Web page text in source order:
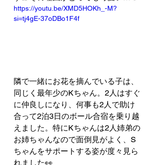
https://youtu.be/XMD5HOKh_-M?
si=tj4gE-37oDBo1F4f
隣で一緒にお花を摘んでいる子は、
同じく最年少のKちゃん。2人はすぐ
に仲良しになり、何事も2人で助け
合って2泊3日のボール合宿を乗り越
えました。特にKちゃんは2人姉弟の
お姉ちゃんなので面倒見がよく、S
ちゃんをサポートする姿が度々見ら
れました👀